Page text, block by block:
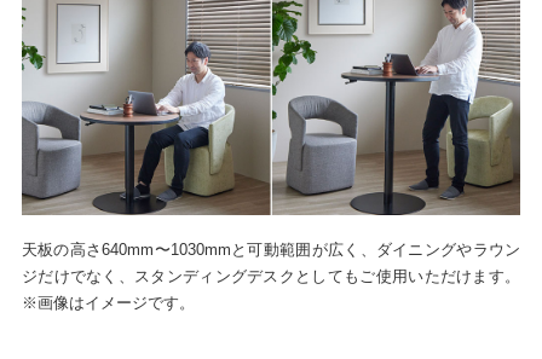
天板の高さ640mm〜1030mmと可動範囲が広く、ダイニングやラウン
ジだけでなく、スタンディングデスクとしてもご使用いただけます。
※画像はイメージです。